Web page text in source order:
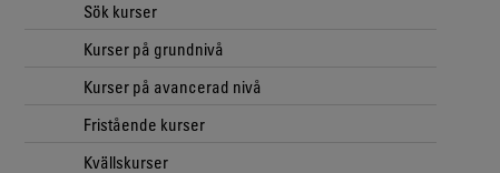
Sök kurser
Kurser på grundnivå
Kurser på avancerad nivå
Fristående kurser
Kvällskurser